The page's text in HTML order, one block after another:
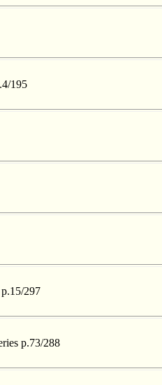
195
297
p.73/288